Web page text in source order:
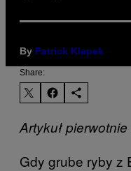
By Patrick Klepek
Share:
Artykuł
Gdy grube ryby z